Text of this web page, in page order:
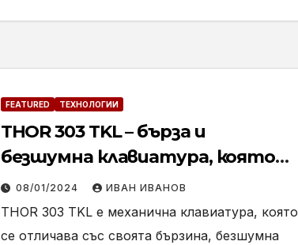
FEATURED ТЕХНОЛОГИИ
THOR 303 TKL – бърза и
безшумна клавиатура, която
ще ползвате дълго (Ревю)
08/01/2024 ИВАН ИВАНОВ
THOR 303 TKL е механична клавиатура, която
се отличава със своята бързина, безшумна